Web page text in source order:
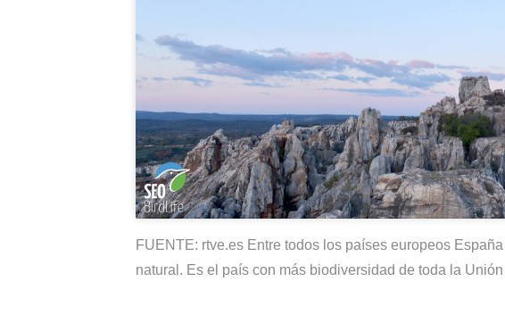
FUENTE: rtve.es Entre todos los países europeos
natural. Es el país con más biodiversidad de toda la